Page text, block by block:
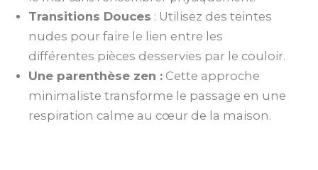
Transitions Douces : Utilisez des teintes
nudes pour faire le lien entre les
différentes pièces desservies par le couloir.
Une parenthèse zen : Cette approche
minimaliste transforme le passage en une
respiration calme au cœur de la maison.